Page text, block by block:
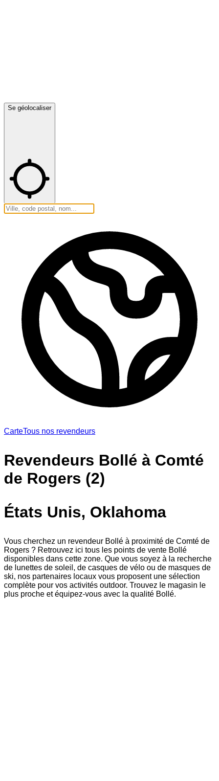
Se géolocaliser
CarteTous nos revendeurs
Revendeurs Bollé à Comté
de Rogers (2)
États Unis, Oklahoma
Vous cherchez un revendeur Bollé à proximité de Comté de
Rogers ? Retrouvez ici tous les points de vente Bollé
disponibles dans cette zone. Que vous soyez à la recherche
de lunettes de soleil, de casques de vélo ou de masques de
ski, nos partenaires locaux vous proposent une sélection
complète pour vos activités outdoor. Trouvez le magasin le
plus proche et équipez-vous avec la qualité Bollé.